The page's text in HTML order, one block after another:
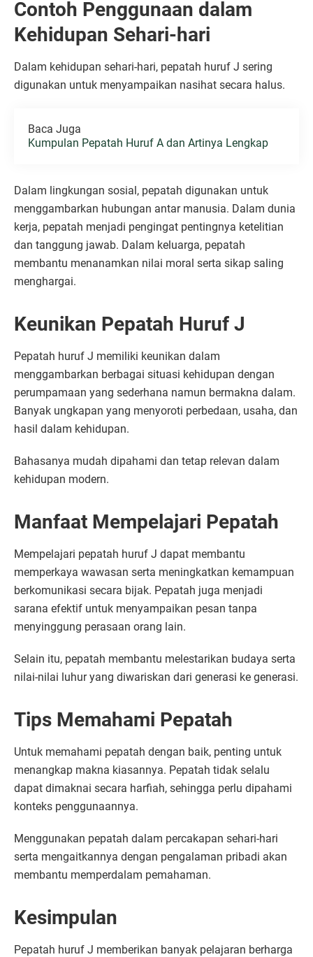
Contoh Penggunaan dalam
Kehidupan Sehari-hari
Dalam kehidupan sehari-hari, pepatah huruf J sering
digunakan untuk menyampaikan nasihat secara halus.
Baca Juga
Kumpulan Pepatah Huruf A dan Artinya Lengkap
Dalam lingkungan sosial, pepatah digunakan untuk
menggambarkan hubungan antar manusia. Dalam dunia
kerja, pepatah menjadi pengingat pentingnya ketelitian
dan tanggung jawab. Dalam keluarga, pepatah
membantu menanamkan nilai moral serta sikap saling
menghargai.
Keunikan Pepatah Huruf J
Pepatah huruf J memiliki keunikan dalam
menggambarkan berbagai situasi kehidupan dengan
perumpamaan yang sederhana namun bermakna dalam.
Banyak ungkapan yang menyoroti perbedaan, usaha, dan
hasil dalam kehidupan.
Bahasanya mudah dipahami dan tetap relevan dalam
kehidupan modern.
Manfaat Mempelajari Pepatah
Mempelajari pepatah huruf J dapat membantu
memperkaya wawasan serta meningkatkan kemampuan
berkomunikasi secara bijak. Pepatah juga menjadi
sarana efektif untuk menyampaikan pesan tanpa
menyinggung perasaan orang lain.
Selain itu, pepatah membantu melestarikan budaya serta
nilai-nilai luhur yang diwariskan dari generasi ke generasi.
Tips Memahami Pepatah
Untuk memahami pepatah dengan baik, penting untuk
menangkap makna kiasannya. Pepatah tidak selalu
dapat dimaknai secara harfiah, sehingga perlu dipahami
konteks penggunaannya.
Menggunakan pepatah dalam percakapan sehari-hari
serta mengaitkannya dengan pengalaman pribadi akan
membantu memperdalam pemahaman.
Kesimpulan
Pepatah huruf J memberikan banyak pelajaran berharga